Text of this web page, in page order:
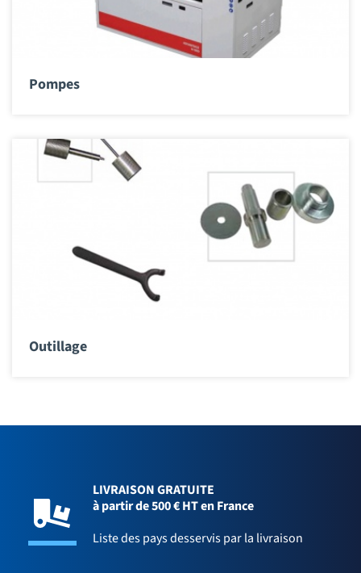
Pompes
Outillage
LIVRAISON GRATUITE
à partir de 500 € HT en France
Liste des pays desservis par la livraison